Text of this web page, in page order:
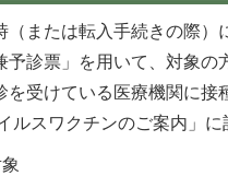
（または転入手続きの際
予診票」を用いて、対象
を受けている医療機関に
ルスワクチンのご案内」